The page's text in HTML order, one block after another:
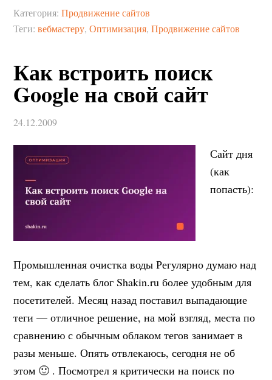
Категория:Продвижение сайтов
Теги:вебмастеру,Оптимизация,Продвижение сайтов
Как встроить поиск
Google на свой сайт
24.12.2009
Сайт дня
(как
попасть):
Промышленная очистка воды Регулярно думаю над
тем, как сделать блог Shakin.ru более удобным для
посетителей. Месяц назад поставил выпадающие
теги — отличное решение, на мой взгляд, места по
сравнению с обычным облаком тегов занимает в
разы меньше. Опять отвлекаюсь, сегодня не об
этом 🙂 . Посмотрел я критически на поиск по